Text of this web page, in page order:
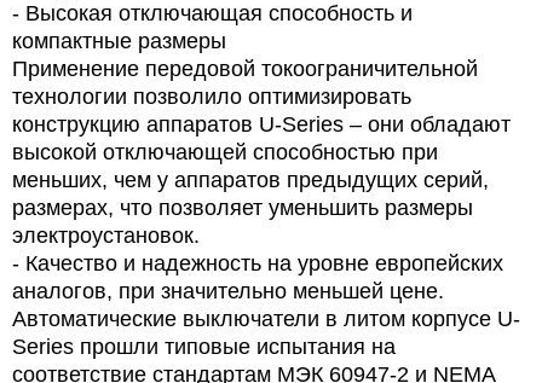
- Высокая отключающая способность и
компактные размеры
Применение передовой токоограничительной
технологии позволило оптимизировать
конструкцию аппаратов U-Series – они обладают
высокой отключающей способностью при
меньших, чем у аппаратов предыдущих серий,
размерах, что позволяет уменьшить размеры
электроустановок.
- Качество и надежность на уровне европейских
аналогов, при значительно меньшей цене.
Автоматические выключатели в литом корпусе U-
Series прошли типовые испытания на
соответствие стандартам МЭК 60947-2 и NEMA